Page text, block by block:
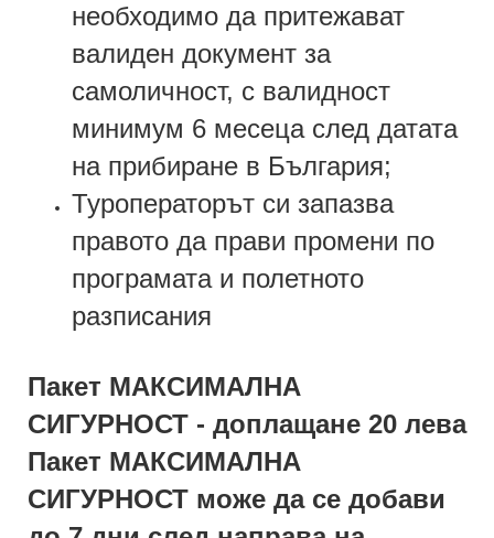
необходимо да притежават
валиден документ за
самоличност, с валидност
минимум 6 месеца след датата
на прибиране в България;
Туроператорът си запазва
правото да прави промени по
програмата и полетното
разписания
Пакет МАКСИМАЛНА
СИГУРНОСТ - доплащане 20 лева
Пакет МАКСИМАЛНА
СИГУРНОСТ може да се добави